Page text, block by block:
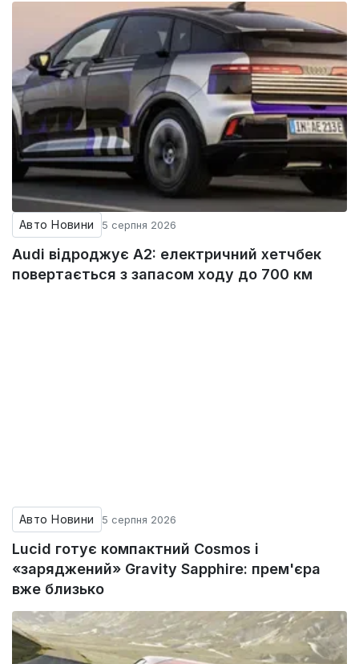
Авто Новини 5 серпня 2026
Audi відроджує A2: електричний хетчбек
повертається з запасом ходу до 700 км
Авто Новини 5 серпня 2026
Lucid готує компактний Cosmos і
«заряджений» Gravity Sapphire: прем'єра
вже близько